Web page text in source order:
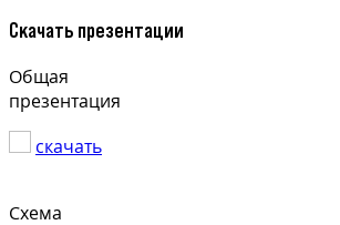
Скачать презентации
Общая
презентация
скачать
Схема